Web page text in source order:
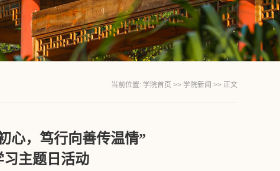
当前位置: 学院首页 >> 学院新闻 >> 正文
心，笃行向善传温情”
主题日活动